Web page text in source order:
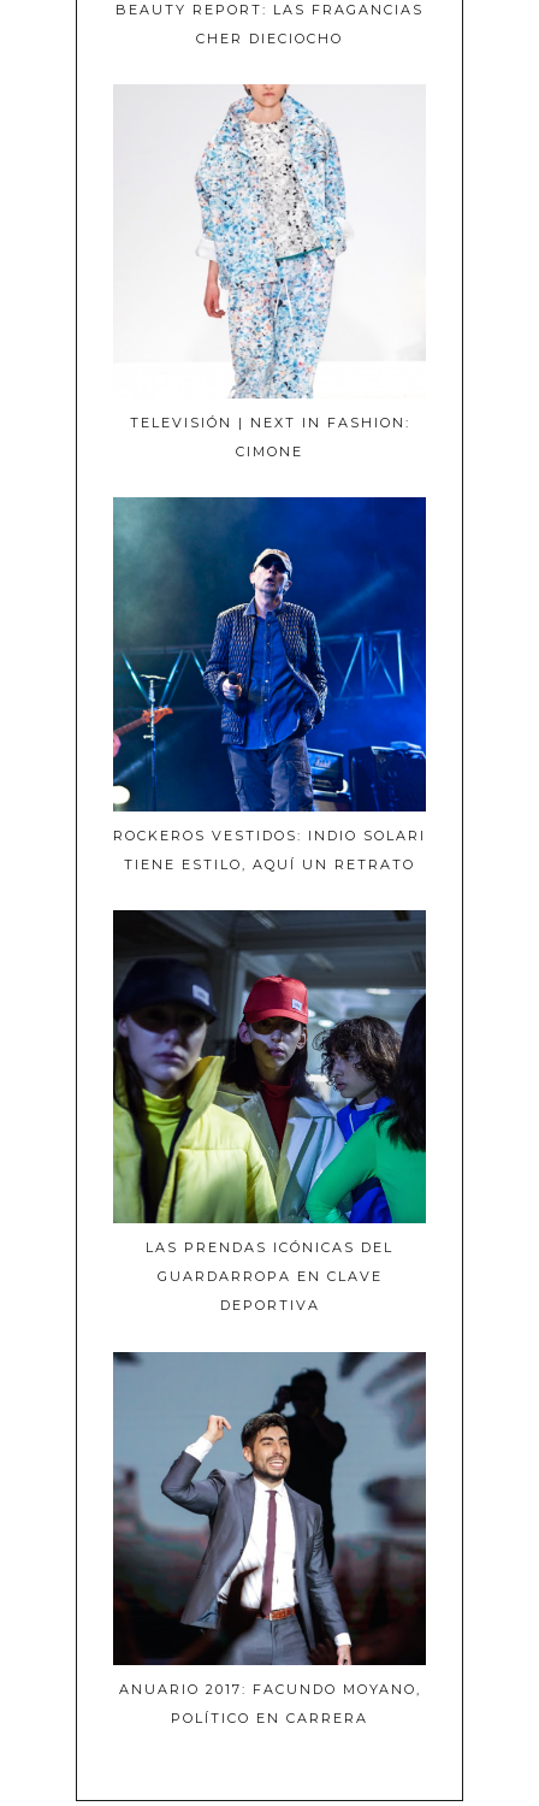
BEAUTY REPORT: LAS FRAGANCIAS
CHER DIECIOCHO
TELEVISIÓN | NEXT IN FASHION:
CIMONE
ROCKEROS VESTIDOS: INDIO SOLARI
TIENE ESTILO, AQUÍ UN RETRATO
LAS PRENDAS ICÓNICAS DEL
GUARDARROPA EN CLAVE
DEPORTIVA
ANUARIO 2017: FACUNDO MOYANO,
POLÍTICO EN CARRERA